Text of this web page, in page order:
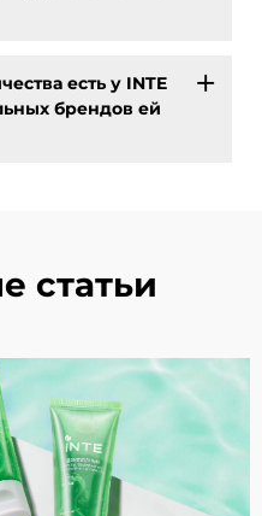
есть у INTE
брендов ей
статьи